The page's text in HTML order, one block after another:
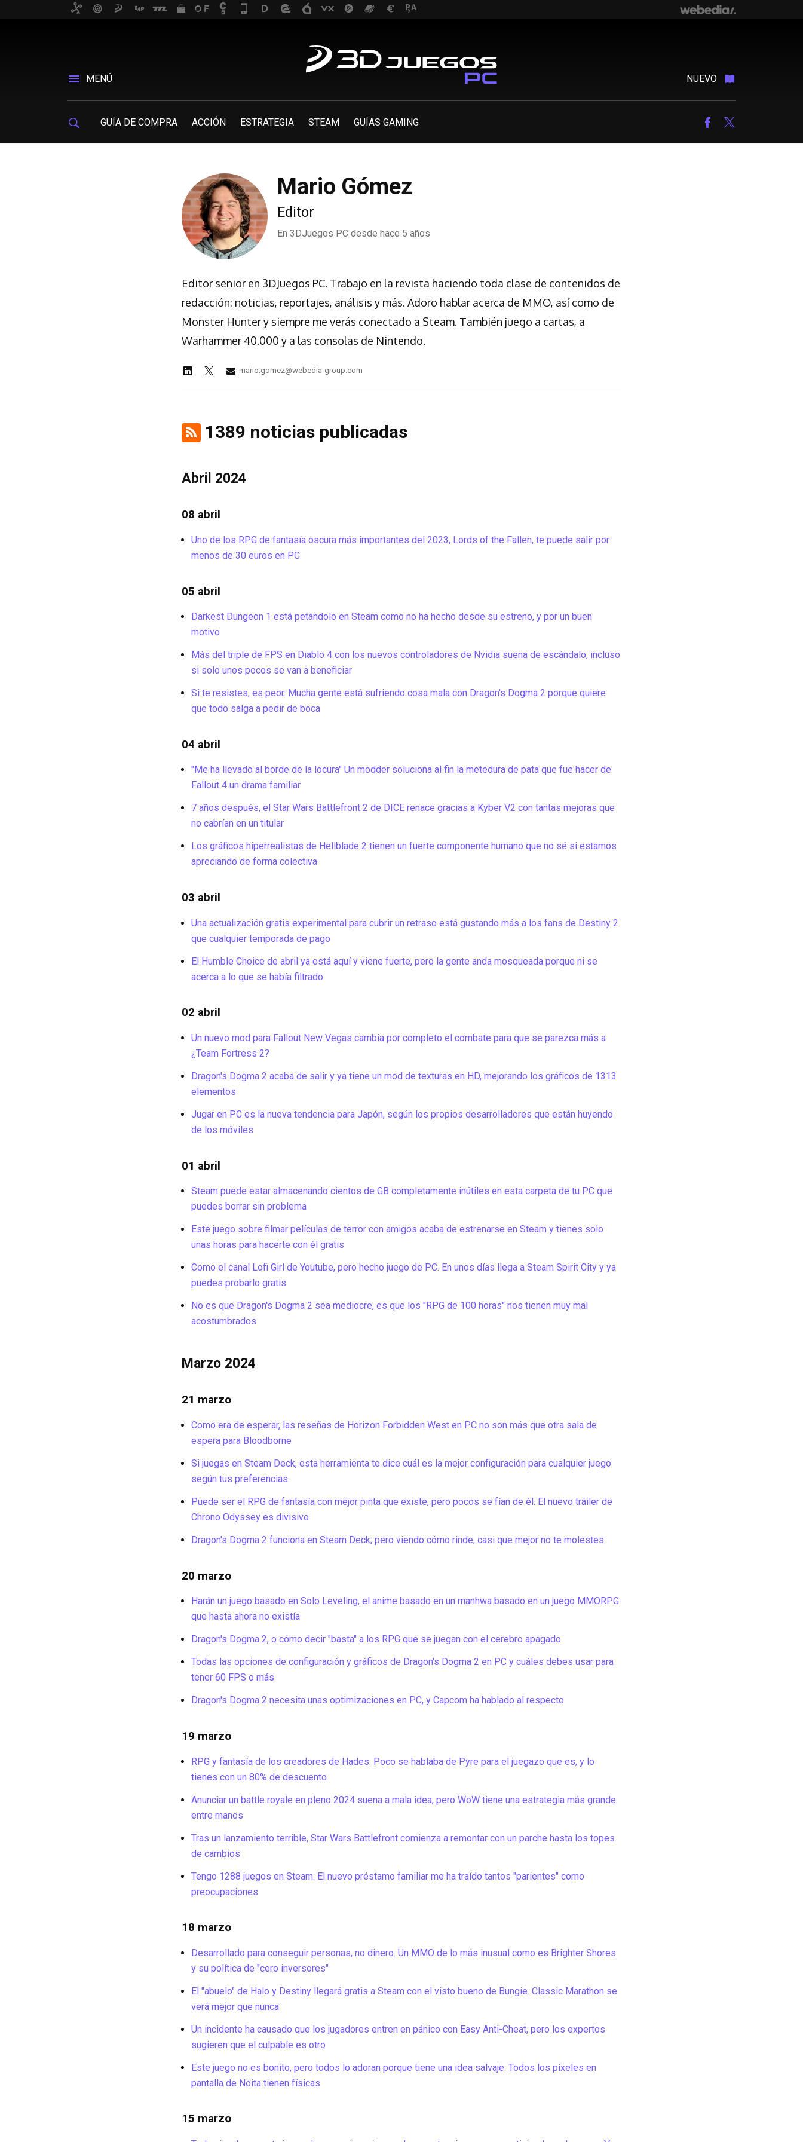
MENÚ NUEVO
GUÍA DE COMPRA ACCIÓN ESTRATEGIA STEAM GUÍAS GAMING Facebook
Mario Gómez
Editor
En 3DJuegos PC desde hace 5 años
Editor senior en 3DJuegos PC. Trabajo en la revista haciendo toda clase de contenidos de
redacción: noticias, reportajes, análisis y más. Adoro hablar acerca de MMO, así como de
Monster Hunter y siempre me verás conectado a Steam. También juego a cartas, a
Warhammer 40.000 y a las consolas de Nintendo.
mario.gomez@webedia-group.com
1389 noticias publicadas
Abril 2024
08 abril
Uno de los RPG de fantasía oscura más importantes del 2023, Lords of the Fallen, te puede salir por
menos de 30 euros en PC
05 abril
Darkest Dungeon 1 está petándolo en Steam como no ha hecho desde su estreno, y por un buen
motivo
Más del triple de FPS en Diablo 4 con los nuevos controladores de Nvidia suena de escándalo, incluso
si solo unos pocos se van a beneficiar
Si te resistes, es peor. Mucha gente está sufriendo cosa mala con Dragon's Dogma 2 porque quiere
que todo salga a pedir de boca
04 abril
"Me ha llevado al borde de la locura" Un modder soluciona al fin la metedura de pata que fue hacer de
Fallout 4 un drama familiar
7 años después, el Star Wars Battlefront 2 de DICE renace gracias a Kyber V2 con tantas mejoras que
no cabrían en un titular
Los gráficos hiperrealistas de Hellblade 2 tienen un fuerte componente humano que no sé si estamos
apreciando de forma colectiva
03 abril
Una actualización gratis experimental para cubrir un retraso está gustando más a los fans de Destiny 2
que cualquier temporada de pago
El Humble Choice de abril ya está aquí y viene fuerte, pero la gente anda mosqueada porque ni se
acerca a lo que se había filtrado
02 abril
Un nuevo mod para Fallout New Vegas cambia por completo el combate para que se parezca más a
¿Team Fortress 2?
Dragon's Dogma 2 acaba de salir y ya tiene un mod de texturas en HD, mejorando los gráficos de 1313
elementos
Jugar en PC es la nueva tendencia para Japón, según los propios desarrolladores que están huyendo
de los móviles
01 abril
Steam puede estar almacenando cientos de GB completamente inútiles en esta carpeta de tu PC que
puedes borrar sin problema
Este juego sobre filmar películas de terror con amigos acaba de estrenarse en Steam y tienes solo
unas horas para hacerte con él gratis
Como el canal Lofi Girl de Youtube, pero hecho juego de PC. En unos días llega a Steam Spirit City y ya
puedes probarlo gratis
No es que Dragon's Dogma 2 sea mediocre, es que los "RPG de 100 horas" nos tienen muy mal
acostumbrados
Marzo 2024
21 marzo
Como era de esperar, las reseñas de Horizon Forbidden West en PC no son más que otra sala de
espera para Bloodborne
Si juegas en Steam Deck, esta herramienta te dice cuál es la mejor configuración para cualquier juego
según tus preferencias
Puede ser el RPG de fantasía con mejor pinta que existe, pero pocos se fían de él. El nuevo tráiler de
Chrono Odyssey es divisivo
Dragon's Dogma 2 funciona en Steam Deck, pero viendo cómo rinde, casi que mejor no te molestes
20 marzo
Harán un juego basado en Solo Leveling, el anime basado en un manhwa basado en un juego MMORPG
que hasta ahora no existía
Dragon's Dogma 2, o cómo decir "basta" a los RPG que se juegan con el cerebro apagado
Todas las opciones de configuración y gráficos de Dragon's Dogma 2 en PC y cuáles debes usar para
tener 60 FPS o más
Dragon's Dogma 2 necesita unas optimizaciones en PC, y Capcom ha hablado al respecto
19 marzo
RPG y fantasía de los creadores de Hades. Poco se hablaba de Pyre para el juegazo que es, y lo
tienes con un 80% de descuento
Anunciar un battle royale en pleno 2024 suena a mala idea, pero WoW tiene una estrategia más grande
entre manos
Tras un lanzamiento terrible, Star Wars Battlefront comienza a remontar con un parche hasta los topes
de cambios
Tengo 1288 juegos en Steam. El nuevo préstamo familiar me ha traído tantos "parientes" como
preocupaciones
18 marzo
Desarrollado para conseguir personas, no dinero. Un MMO de lo más inusual como es Brighter Shores
y su política de "cero inversores"
El "abuelo" de Halo y Destiny llegará gratis a Steam con el visto bueno de Bungie. Classic Marathon se
verá mejor que nunca
Un incidente ha causado que los jugadores entren en pánico con Easy Anti-Cheat, pero los expertos
sugieren que el culpable es otro
Este juego no es bonito, pero todos lo adoran porque tiene una idea salvaje. Todos los píxeles en
pantalla de Noita tienen físicas
15 marzo